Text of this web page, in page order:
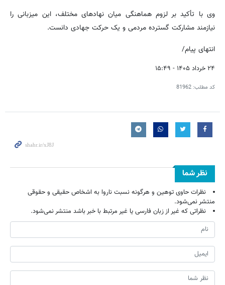
وی با تأکید بر لزوم هماهنگی میان نهادهای مختلف، این میزبانی را
نیازمند مشارکت گسترده مردمی و یک حرکت جهادی دانست.
انتهای پیام/
۲۴ خرداد ۱۴۰۵ - ۱۵:۴۹
کد مطلب: 81962
نظر شما
نظرات حاوی توهین و هرگونه نسبت ناروا به اشخاص حقیقی و حقوقی
منتشر نمی‌شود.
نظراتی که غیر از زبان فارسی یا غیر مرتبط با خبر باشد منتشر نمی‌شود.